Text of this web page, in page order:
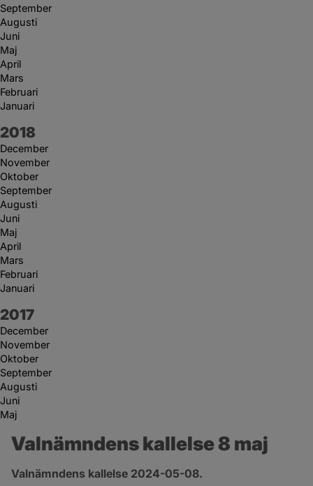
September
Augusti
Juni
Maj
April
Mars
Februari
Januari
År:
2018
December
November
Oktober
September
Augusti
Juni
Maj
April
Mars
Februari
Januari
År:
2017
December
November
Oktober
September
Augusti
Juni
Maj
Valnämndens kallelse 8 maj
Valnämndens kallelse 2024-05-08.